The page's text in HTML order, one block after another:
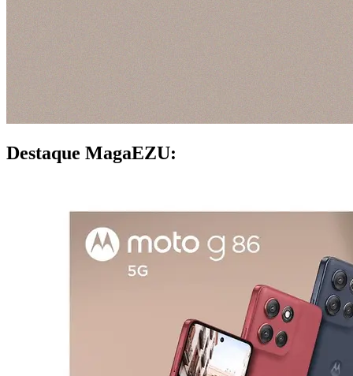
Destaque MagaEZU: